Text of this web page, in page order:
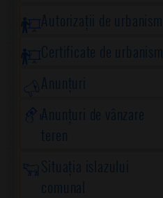
Autorizații de urbanism
Certificate de urbanism
Anunțuri
Anunțuri de vânzare
teren
Situația islazului
comunal